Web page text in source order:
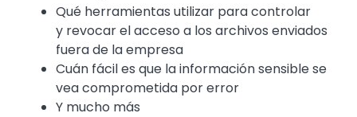
Qué herramientas utilizar para controlar
y revocar el acceso a los archivos enviados
fuera de la empresa
Cuán fácil es que la información sensible se
vea comprometida por error
Y mucho más